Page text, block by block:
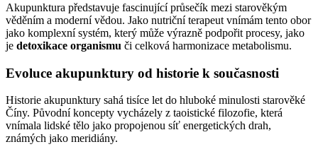
Akupunktura představuje fascinující průsečík mezi starověkým
věděním a moderní vědou. Jako nutriční terapeut vnímám tento obor
jako komplexní systém, který může výrazně podpořit procesy, jako
je detoxikace organismu či celková harmonizace metabolismu.
Evoluce akupunktury od historie k současnosti
Historie akupunktury sahá tisíce let do hluboké minulosti starověké
Číny. Původní koncepty vycházely z taoistické filozofie, která
vnímala lidské tělo jako propojenou síť energetických drah,
známých jako meridiány.